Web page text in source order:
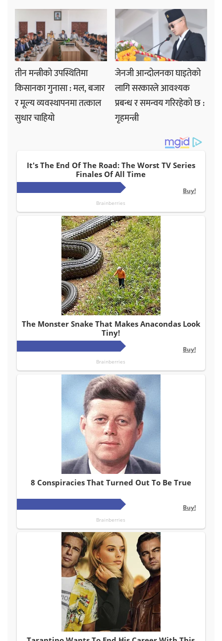
तीन मन्त्रीको उपस्थितिमा
किसानका गुनासा : मल, बजार
र मूल्य व्यवस्थापनमा तत्काल
सुधार चाहियो
जेनजी आन्दोलनका घाइतेको
लागि सरकारले आवश्यक
प्रबन्ध र समन्वय गरिरहेको छ :
गृहमन्त्री